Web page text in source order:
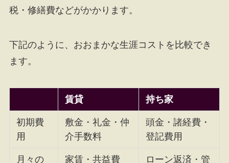
税・修繕費などがかかります。
下記のように、おおまかな生涯コストを比較でき
ます。
賃貸 持ち家
初期費
用
敷金・礼金・仲
介手数料
頭金・諸経費・
登記費用
月々の
家賃・共益費
ローン返済・管